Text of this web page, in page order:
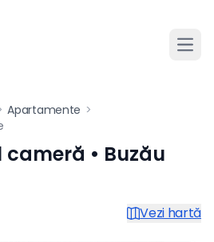
Apartamente >
de închiriat cu
• Buzău
Vezi hartă